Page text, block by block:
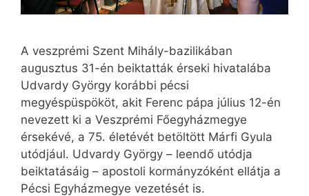
A veszprémi Szent Mihály-bazilikában
augusztus 31-én beiktatták érseki hivatalába
Udvardy György korábbi pécsi
megyéspüspököt, akit Ferenc pápa július 12-én
nevezett ki a Veszprémi Főegyházmegye
érsekévé, a 75. életévét betöltött Márfi Gyula
utódjául. Udvardy György – leendő utódja
beiktatásáig – apostoli kormányzóként ellátja a
Pécsi Egyházmegye vezetését is.